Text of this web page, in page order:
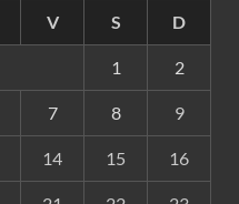
V S D
1 2
7 8 9
14 15 16